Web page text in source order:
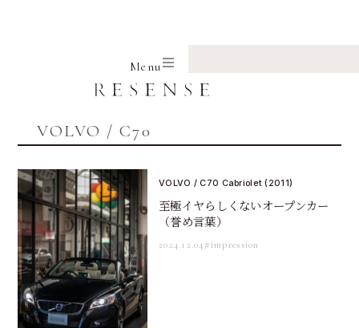
Menu
VOLVO / C70
VOLVO / C70 Cabriolet (2011)
至極イヤらしくないオープンカー
（誉め言葉）
2024.12.04#impression